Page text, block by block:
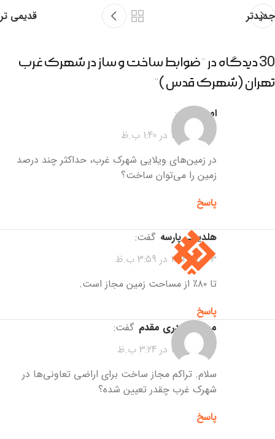
جدیدتر قدیمی تر
30 دیدگاه در “
ضوابط ساخت و ساز در شهرک غرب
تهران (شهرک قدس)”
امید
گفت:
23 مهر 1404 در 1:40 ب.ظ
در زمین‌های ویلایی شهرک غرب، حداکثر چند درصد
زمین را می‌توان ساخت؟
پاسخ
هلدینگ پارسه گفت:
23 مهر 1404 در 3:59 ب.ظ
تا ۸۰٪ از مساحت زمین مجاز است.
پاسخ
محمد حیدری مقدم گفت:
23 مهر 1404 در 3:24 ب.ظ
سلام. تراکم مجاز ساخت برای اراضی تعاونی‌ها در
شهرک غرب چقدر تعیین شده؟
پاسخ